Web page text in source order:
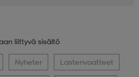
liittyvä sisältö
Nyheter Lastenvaatteet